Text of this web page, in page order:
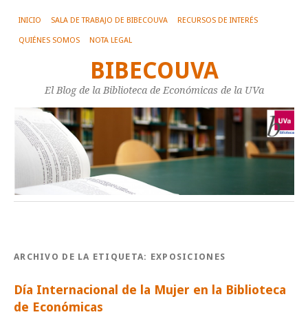
INICIO SALA DE TRABAJO DE BIBECOUVA RECURSOS DE INTERÉS
QUIÉNES SOMOS NOTA LEGAL
BIBECOUVA
El Blog de la Biblioteca de Económicas de la UVa
ARCHIVO DE LA ETIQUETA: EXPOSICIONES
Día Internacional de la Mujer en la Biblioteca
de Económicas